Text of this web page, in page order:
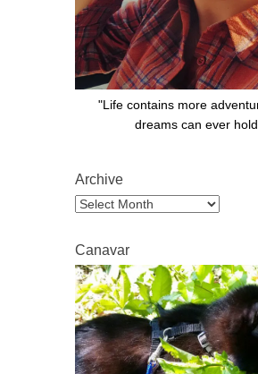
"Life contains more
dreams can ever
Archive
Archive
Canavar